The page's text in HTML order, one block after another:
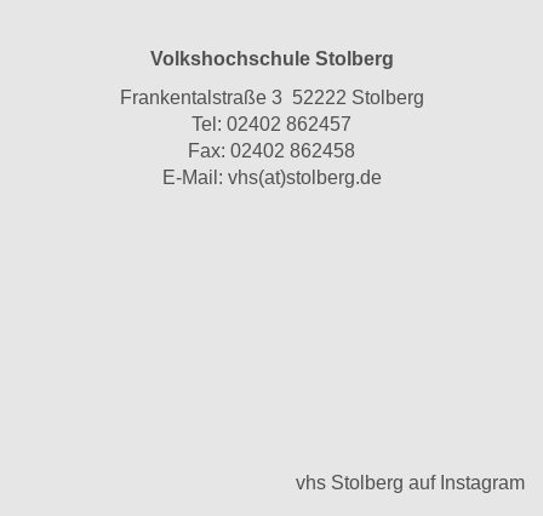
Volkshochschule Stolberg
Frankentalstraße 3 52222 Stolberg
Tel: 02402 862457
Fax: 02402 862458
E-Mail: vhs(at)stolberg.de
vhs Stolberg auf Instagram